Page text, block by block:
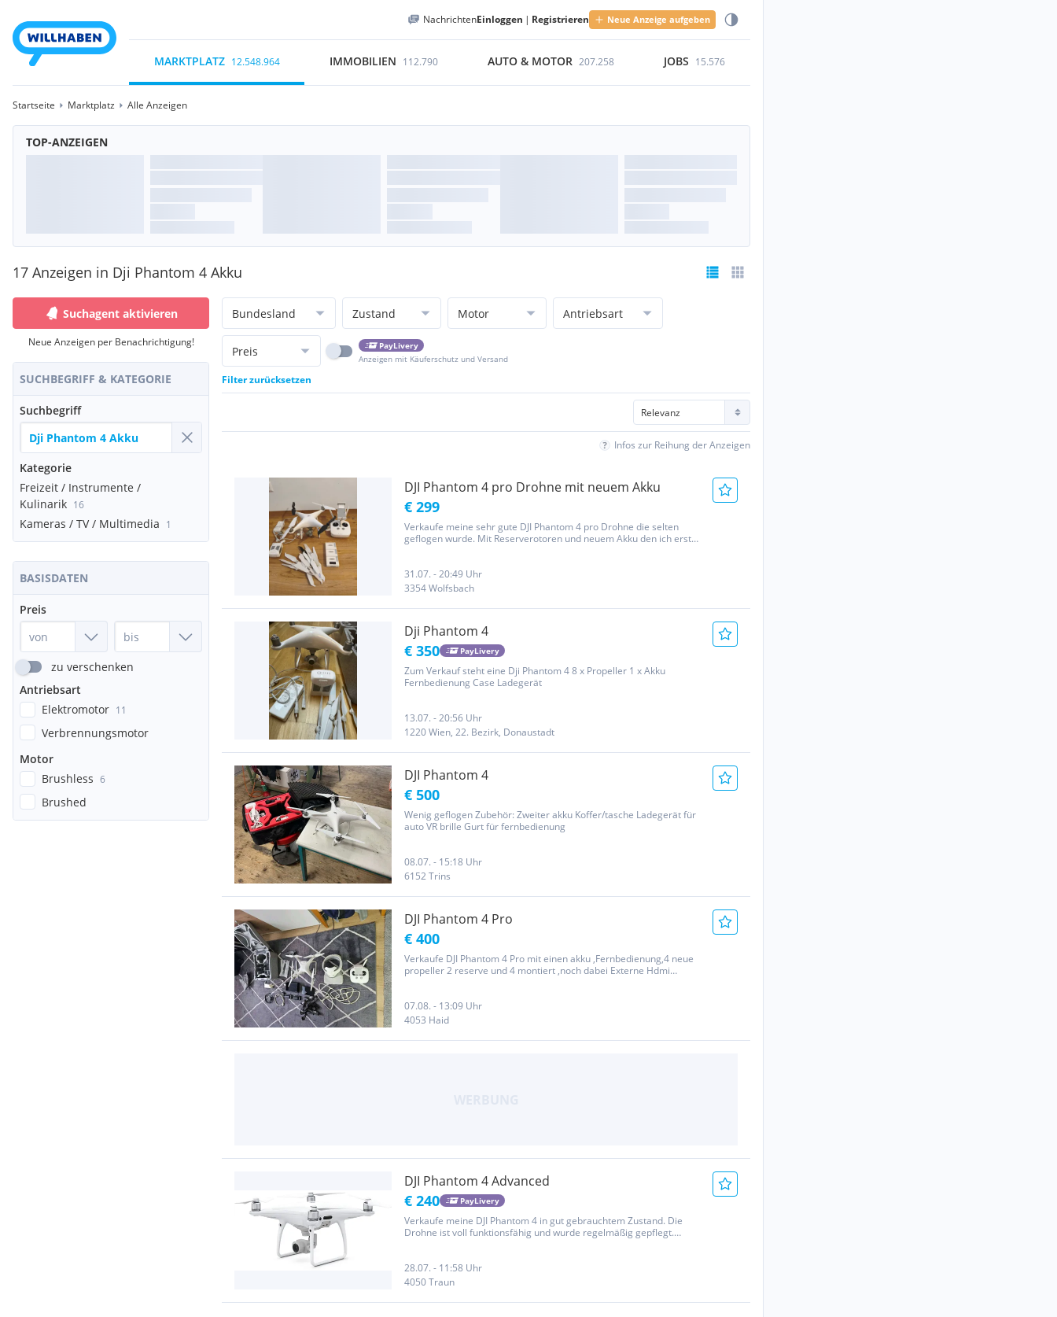
NachrichtenEinloggen | Registrieren Neue Anzeige aufgeben
MARKTPLATZ 12.548.964 IMMOBILIEN 112.790 AUTO & MOTOR 207.258 JOBS 15.576
Startseite Marktplatz Alle Anzeigen
TOP-ANZEIGEN
17 Anzeigen in Dji Phantom 4 Akku
Suchagent aktivieren
Neue Anzeigen per Benachrichtigung!
SUCHBEGRIFF & KATEGORIE
Suchbegriff
Kategorie
Freizeit / Instrumente /
Kulinarik 16
Kameras / TV / Multimedia 1
BASISDATEN
Preis
zu verschenken
Antriebsart
Elektromotor 11
Verbrennungsmotor
Motor
Brushless 6
Brushed
Bundesland Zustand Motor Antriebsart
Preis
PayLivery
Anzeigen mit Käuferschutz und Versand
Filter zurücksetzen
Infos zur Reihung der Anzeigen
DJI Phantom 4 pro Drohne mit neuem Akku
€ 299
Verkaufe meine sehr gute DJI Phantom 4 pro Drohne die selten
geflogen wurde. Mit Reserverotoren und neuem Akku den ich erst
31.07. - 20:49 Uhr
3354 Wolfsbach
Dji Phantom 4
€ 350 PayLivery
Zum Verkauf steht eine Dji Phantom 4 8 x Propeller 1 x Akku
Fernbedienung Case Ladegerät
13.07. - 20:56 Uhr
1220 Wien, 22. Bezirk, Donaustadt
DJI Phantom 4
€ 500
Wenig geflogen Zubehör: Zweiter akku Koffer/tasche Ladegerät für
auto VR brille Gurt für fernbedienung
08.07. - 15:18 Uhr
6152 Trins
DJI Phantom 4 Pro
€ 400
Verkaufe DJI Phantom 4 Pro mit einen akku ,Fernbedienung,4 neue
propeller 2 reserve und 4 montiert ,noch dabei Externe Hdmi
07.08. - 13:09 Uhr
4053 Haid
DJI Phantom 4 Advanced
€ 240 PayLivery
Verkaufe meine DJI Phantom 4 in gut gebrauchtem Zustand. Die
Drohne ist voll funktionsfähig und wurde regelmäßig gepflegt.
28.07. - 11:58 Uhr
4050 Traun